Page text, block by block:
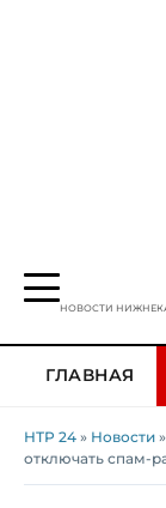
НОВОСТИ
ГЛАВНАЯ
НТР 24 » Новости »
отключать спам-